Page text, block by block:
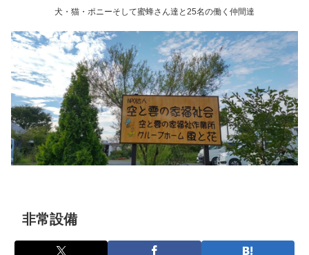
犬・猫・ポニーそして蜜蜂さん達と25名の働く仲間達
非常設備